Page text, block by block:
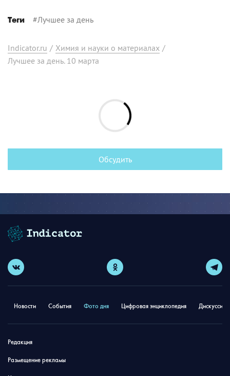
Теги #Лучшее за день
Indicator.ru / Химия и науки о материалах /
Лучшее за день. 10 марта
Обсудить
Новости События Фото дня Цифровая энциклопедия
Редакция
Размещение рекламы